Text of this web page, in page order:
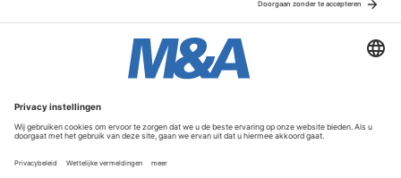
Service & Contact
Contact
FAQ